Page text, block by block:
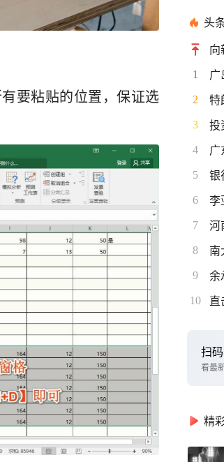
要粘贴的位置，保证选
头
向
1 广
2 特
3 投
4 广
5 银
6 李
7 河
8 南
9 余
10 直
扫
看最
精